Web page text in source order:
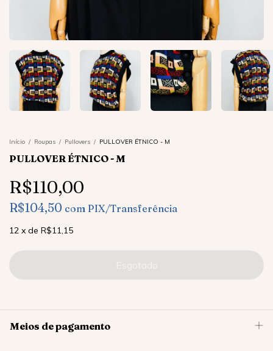
Início / Roupas / Pullovers / PULLOVER ÉTNICO - M
PULLOVER ÉTNICO - M
R$110,00
R$104,50 com PIX/Transferência
12 x de R$11,15
Meios de pagamento